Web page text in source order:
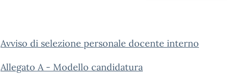
Avviso di selezione personale docente interno
Allegato A - Modello candidatura